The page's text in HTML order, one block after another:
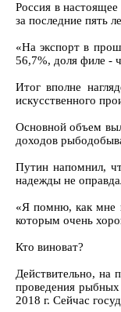
Россия в
за последние пять
«На экспорт в
56,7%, доля филе -
Итог вполне
искусственного
Основной объем
доходов
Путин напомнил,
надежды не
«Я помню, как мне
которым очень
Кто виноват?
Действительно, на
проведения
2018 г. Сейчас